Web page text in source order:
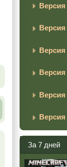
Версия
Версия
Версия
Версия
Версия
Версия
За 7 дней